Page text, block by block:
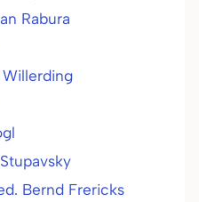
Rabura
Bernd Frericks